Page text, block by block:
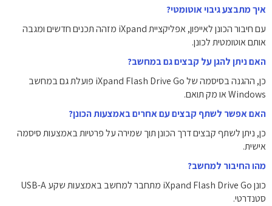
איך מתבצע גיבוי אוטומטי?
עם חיבור הכונן לאייפון, אפליקציית iXpand מזהה תכנים חדשים ומגבה
אותם אוטומטית לכונן.
האם ניתן להגן על קבצים גם במחשב?
כן, ההגנה בסיסמה של iXpand Flash Drive Go פועלת גם במחשב
Windows או מק תואם.
האם אפשר לשתף קבצים עם אחרים באמצעות הכונן?
כן, ניתן לשתף קבצים דרך הכונן תוך שמירה על פרטיות באמצעות סיסמה
אישית.
מהו החיבור למחשב?
כונן iXpand Flash Drive Go מתחבר למחשב באמצעות שקע USB-A
סטנדרטי.